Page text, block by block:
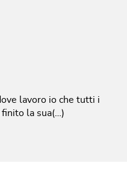
lavoro io che tutti i
la sua(…)